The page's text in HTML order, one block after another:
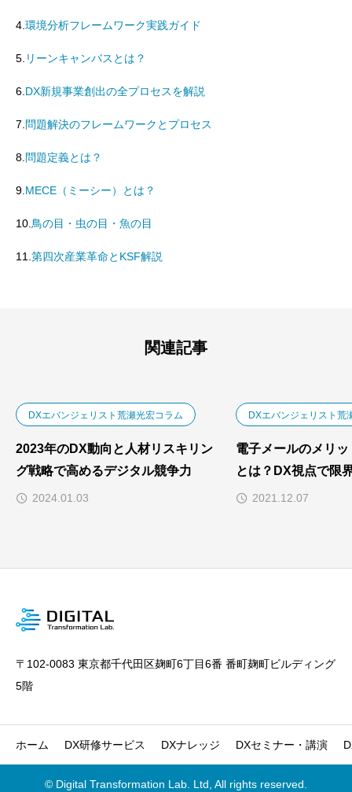
4.環境分析フレームワーク実践ガイド
5. リーンキャンバスとは？
6.DX新規事業創出の全プロセスを解説
7.問題解決のフレームワークとプロセス
8.問題定義とは？
9.MECE（ミーシー）とは？
10.鳥の目・虫の目・魚の目
11.第四次産業革命とKSF解説
関連記事
DXエバンジェリスト荒瀬光宏コラム
2023年のDX動向と人材リスキリン
グ戦略で高めるデジタル競争力
2024.01.03
DXエバンジェリスト荒
電子メールのメリ
とは？DX視点で限
2021.12.07
〒102-0083 東京都千代田区麹町6丁目6番 番町麹町ビルディング
5階
ホーム DX研修サービス DXナレッジ DXセミナー・講演
© Digital Transformation Lab. Ltd, All rights reserved.